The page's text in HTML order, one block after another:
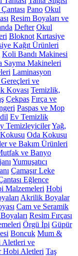
Pano Okul
Resim Boyaları ve
Defter Okul
Bloknot Kırtasiye
Kağıt Ürünleri
Koli Bandı Makinesi
Sayma Makineleri
Laminasyon
ve
Kovası Temizlik,
Çekpas Fırça ve
Paspas ve Mop
Ev Temizlik
TemizleyicilerYağ,
Oda Kokusu
ve Bakım Ürünleri
ve Banyo
Yumuşatıcı
Çamaşır Leke
Eğlence
Malzemeleri Hobi
Akrilik Boyalar
Cam ve Seramik
Resim Fırçası
Örgü İpi Güpür
Boncuk Mum &
Aletleri ve
Hobi Aletleri Taş